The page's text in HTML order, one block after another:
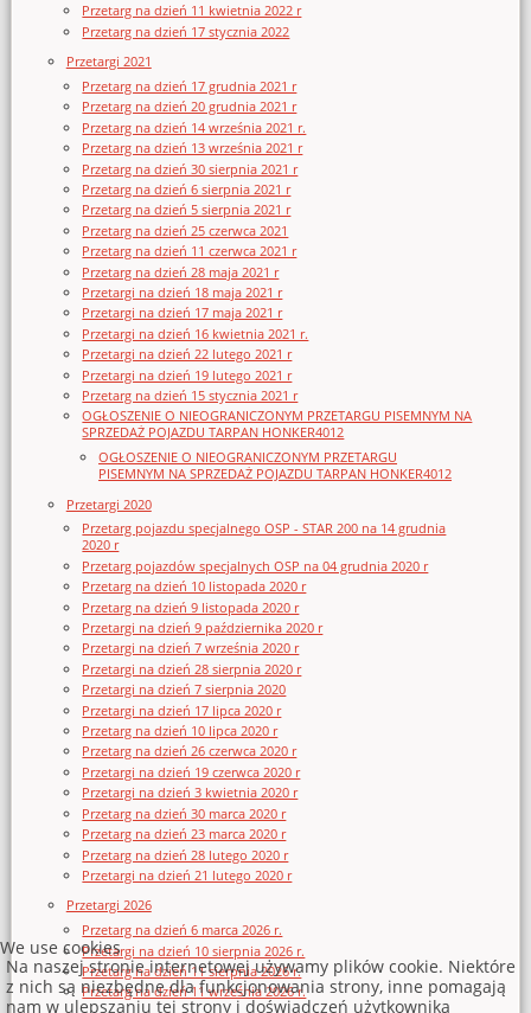
Przetarg na dzień 11 kwietnia 2022 r
Przetarg na dzień 17 stycznia 2022
Przetargi 2021
Przetarg na dzień 17 grudnia 2021 r
Przetarg na dzień 20 grudnia 2021 r
Przetarg na dzień 14 września 2021 r.
Przetarg na dzień 13 września 2021 r
Przetarg na dzień 30 sierpnia 2021 r
Przetarg na dzień 6 sierpnia 2021 r
Przetarg na dzień 5 sierpnia 2021 r
Przetarg na dzień 25 czerwca 2021
Przetarg na dzień 11 czerwca 2021 r
Przetarg na dzień 28 maja 2021 r
Przetargi na dzień 18 maja 2021 r
Przetargi na dzień 17 maja 2021 r
Przetargi na dzień 16 kwietnia 2021 r.
Przetargi na dzień 22 lutego 2021 r
Przetargi na dzień 19 lutego 2021 r
Przetarg na dzień 15 stycznia 2021 r
OGŁOSZENIE O NIEOGRANICZONYM PRZETARGU PISEMNYM NA
SPRZEDAŻ POJAZDU TARPAN HONKER4012
OGŁOSZENIE O NIEOGRANICZONYM PRZETARGU
PISEMNYM NA SPRZEDAŻ POJAZDU TARPAN HONKER4012
Przetargi 2020
Przetarg pojazdu specjalnego OSP - STAR 200 na 14 grudnia
2020 r
Przetarg pojazdów specjalnych OSP na 04 grudnia 2020 r
Przetarg na dzień 10 listopada 2020 r
Przetarg na dzień 9 listopada 2020 r
Przetargi na dzień 9 października 2020 r
Przetargi na dzień 7 września 2020 r
Przetargi na dzień 28 sierpnia 2020 r
Przetargi na dzień 7 sierpnia 2020
Przetargi na dzień 17 lipca 2020 r
Przetarg na dzień 10 lipca 2020 r
Przetarg na dzień 26 czerwca 2020 r
Przetargi na dzień 19 czerwca 2020 r
Przetargi na dzień 3 kwietnia 2020 r
Przetarg na dzień 30 marca 2020 r
Przetarg na dzień 23 marca 2020 r
Przetarg na dzień 28 lutego 2020 r
Przetargi na dzień 21 lutego 2020 r
Przetargi 2026
Przetarg na dzień 6 marca 2026 r.
Przetargi na dzień 10 sierpnia 2026 r.
Przetarg na dzień 11 sierpnia 2026 r.
Przetarg na dzień 11 września 2026 r.
We use cookies
Na naszej stronie internetowej używamy plików cookie. Niektóre
z nich są niezbędne dla funkcjonowania strony, inne pomagają
nam w ulepszaniu tej strony i doświadczeń użytkownika